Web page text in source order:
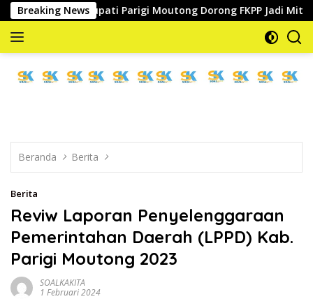
Langsung
ke
konten
Breaking News
Bupati Parigi Moutong Dorong FKPP Jadi Mitra Strategis
mengabarkan
Beranda Berita
Berita
Reviw Laporan Penyelenggaraan
Pemerintahan Daerah (LPPD) Kab.
Parigi Moutong 2023
SOALKAKITA
1 Februari 2024